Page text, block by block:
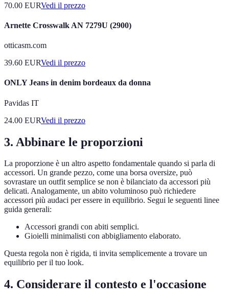
70.00 EURVedi il prezzo
Arnette Crosswalk AN 7279U (2900)
otticasm.com
39.60 EURVedi il prezzo
ONLY Jeans in denim bordeaux da donna
Pavidas IT
24.00 EURVedi il prezzo
3. Abbinare le proporzioni
La proporzione è un altro aspetto fondamentale quando si parla di
accessori. Un grande pezzo, come una borsa oversize, può
sovrastare un outfit semplice se non è bilanciato da accessori più
delicati. Analogamente, un abito voluminoso può richiedere
accessori più audaci per essere in equilibrio. Segui le seguenti linee
guida generali:
Accessori grandi con abiti semplici.
Gioielli minimalisti con abbigliamento elaborato.
Questa regola non è rigida, ti invita semplicemente a trovare un
equilibrio per il tuo look.
4. Considerare il contesto e l'occasione